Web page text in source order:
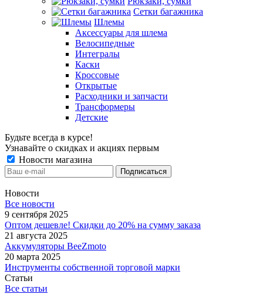
Сетки багажника
Шлемы
Аксессуары для шлема
Велосипедные
Интегралы
Каски
Кроссовые
Открытые
Расходники и запчасти
Трансформеры
Детские
Будьте всегда в курсе!
Узнавайте о скидках и акциях первым
Новости магазина
Новости
Все новости
9 сентября 2025
Оптом дешевле! Скидки до 20% на сумму заказа
21 августа 2025
Аккумуляторы BeeZmoto
20 марта 2025
Инструменты собственной торговой марки
Статьи
Все статьи